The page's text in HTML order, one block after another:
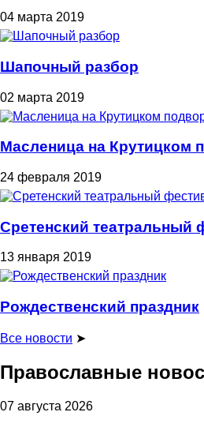
04 марта 2019
Шапочный разбор
02 марта 2019
Масленица на Крутицком
24 февраля 2019
Сретенский театральный
13 января 2019
Рождественский праздник
Все новости ➤
Православные
07 августа 2026